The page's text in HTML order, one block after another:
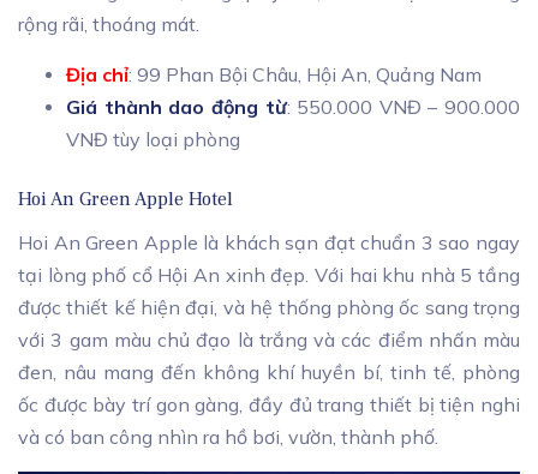
rộng rãi, thoáng mát.
Địa chỉ: 99 Phan Bội Châu, Hội An, Quảng Nam
Giá thành dao động từ: 550.000 VNĐ – 900.000
VNĐ tùy loại phòng
Hoi An Green Apple Hotel
Hoi An Green Apple là khách sạn đạt chuẩn 3 sao ngay
tại lòng phố cổ Hội An xinh đẹp. Với hai khu nhà 5 tầng
được thiết kế hiện đại, và hệ thống phòng ốc sang trọng
với 3 gam màu chủ đạo là trắng và các điểm nhấn màu
đen, nâu mang đến không khí huyền bí, tinh tế, phòng
ốc được bày trí gon gàng, đầy đủ trang thiết bị tiện nghi
và có ban công nhìn ra hồ bơi, vườn, thành phố.